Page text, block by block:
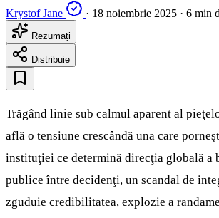
Krystof Jane
· 18 noiembrie 2025 · 6 min
Rezumați
Distribuie
Trăgând linie sub calmul aparent al
află o tensiune crescândă una care
instituţiei ce determină direcţia globală a
publice între decidenţi, un scandal de
zguduie credibilitatea, explozie a